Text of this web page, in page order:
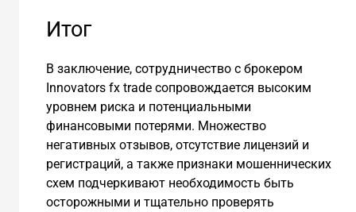
Итог
В заключение, сотрудничество с брокером
Innovators fx trade сопровождается высоким
уровнем риска и потенциальными
финансовыми потерями. Множество
негативных отзывов, отсутствие лицензий и
регистраций, а также признаки мошеннических
схем подчеркивают необходимость быть
осторожными и тщательно проверять